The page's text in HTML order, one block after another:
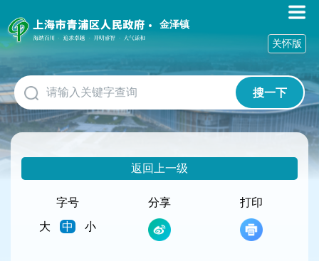
障
碍
作
说
明
跳
到
网
金泽镇
搜一下
关怀版
返回上一级
字号
大
中 小
分享 打印